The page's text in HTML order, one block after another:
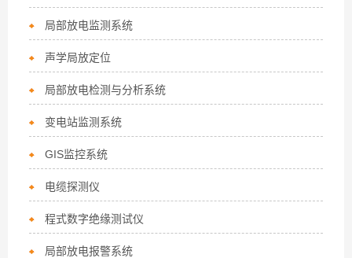
局部放电监测系统
声学局放定位
局部放电检测与分析系统
变电站监测系统
GIS监控系统
电缆探测仪
程式数字绝缘测试仪
局部放电报警系统